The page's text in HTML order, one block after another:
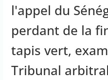
l'appel du
perdant de la
tapis vert,
Tribunal